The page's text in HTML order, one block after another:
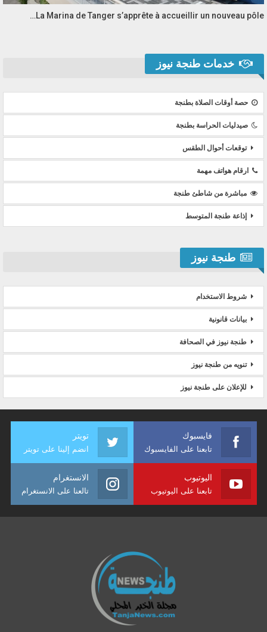
La Marina de Tanger s’apprête à accueillir un nouveau pôle…
خدمات طنجة نيوز
حصة أوقات الصلاة بطنجة
صيدليات الحراسة بطنجة
توقعات أحوال الطقس
ارقام هواتف مهمة
مباشرة من شاطئ طنجة
إذاعة طنجة المتوسط
طنجة نيوز
شروط الاستخدام
بيانات قانونية
طنجة نيوز في الصحافة
تنويه من طنجة نيوز
للإعلان على طنجة نيوز
فايسبوك
تابعنا على الفايسبوك
تويتر
انضم إلينا على تويتر
اليوتيوب
تابعنا على اليوتيوب
الانستغرام
تالعنا على الانستغرام